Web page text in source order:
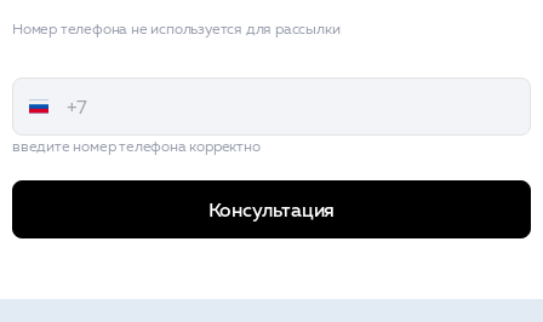
Номер телефона не используется для рассылки
введите номер телефона корректно
Консультация